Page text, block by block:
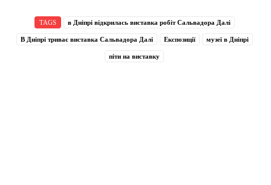
TAGS в Дніпрі відкрилась виставка робіт Сальвадора Далі
В Дніпрі триває виставка Сальвадора Далі Експозиції музеї в Дніпрі
піти на виставку